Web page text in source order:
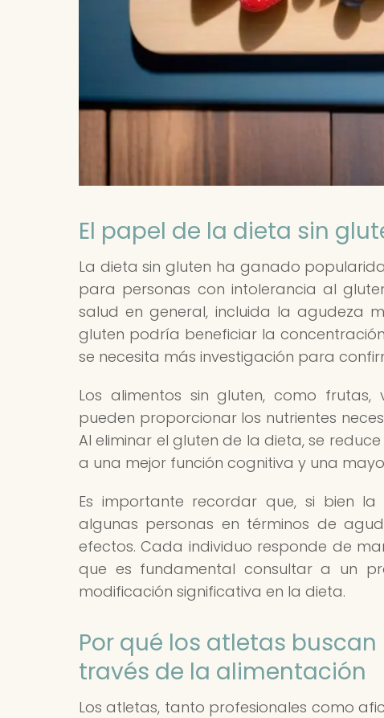
El papel de la dieta sin
La dieta sin gluten ha ganado
para personas con intolerancia al
salud en general, incluida la agudeza
gluten podría beneficiar la
se necesita más investigación para
Los alimentos sin gluten, como
pueden proporcionar los nutrientes
Al eliminar el gluten de la dieta, se
a una mejor función cognitiva y una
Es importante recordar que, si bien
algunas personas en términos de
efectos. Cada individuo responde de
que es fundamental consultar a un
modificación significativa en la dieta.
Por qué los atletas
través de la alimentación
Los atletas, tanto profesionales como